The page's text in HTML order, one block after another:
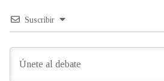
Suscribir